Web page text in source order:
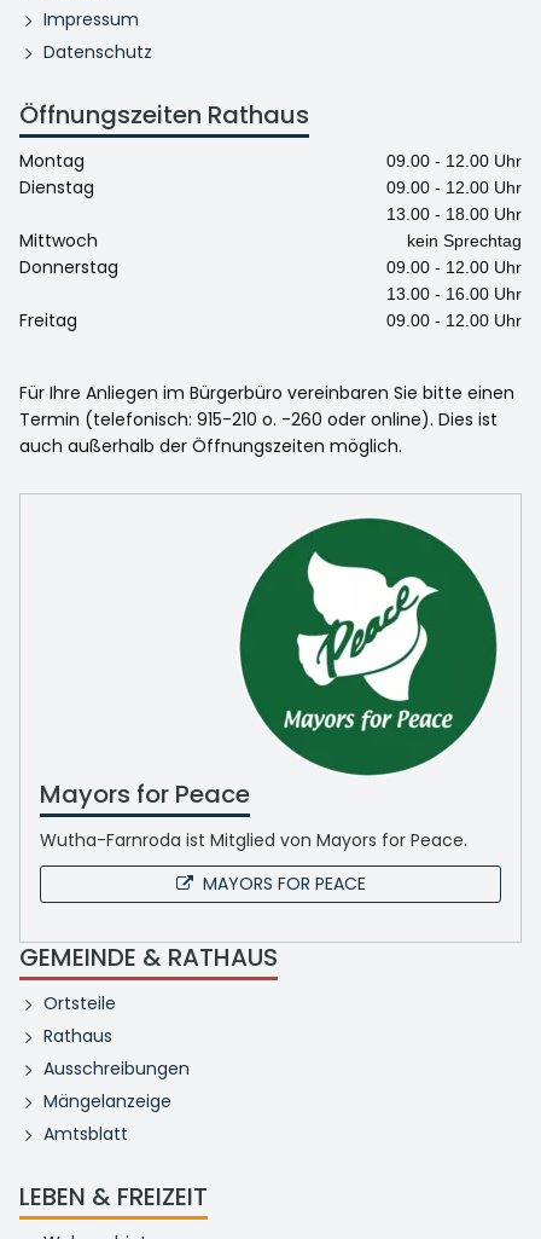
Impressum
Datenschutz
Öffnungszeiten Rathaus
Montag 09.00 - 12.00 Uhr
Dienstag
09.00 - 12.00 Uhr
13.00 - 18.00 Uhr
Mittwoch kein Sprechtag
Donnerstag
09.00 - 12.00 Uhr
13.00 - 16.00 Uhr
Freitag 09.00 - 12.00 Uhr
Für Ihre Anliegen im Bürgerbüro vereinbaren Sie bitte einen
Termin (telefonisch: 915-210 o. -260 oder online). Dies ist
auch außerhalb der Öffnungszeiten möglich.
Mayors for Peace
Wutha-Farnroda ist Mitglied von Mayors for Peace.
MAYORS FOR PEACE
GEMEINDE & RATHAUS
Ortsteile
Rathaus
Ausschreibungen
Mängelanzeige
Amtsblatt
LEBEN & FREIZEIT